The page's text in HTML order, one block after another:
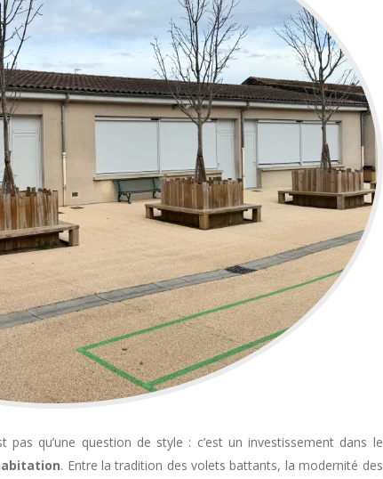
pas qu’une question de style : c’est un investissement dans le
. Entre la tradition des volets battants, la modernité des